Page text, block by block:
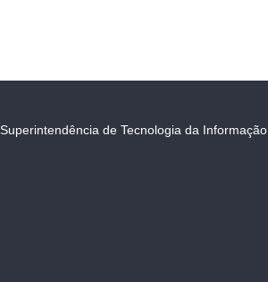
Superintendência de Tecnologia da Informação